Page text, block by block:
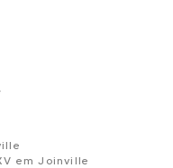
em Joinville